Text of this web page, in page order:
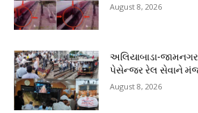
August 8, 2026
અલિયાબાડા-
પેસેન્જર રેલ સેવાને
August 8, 2026